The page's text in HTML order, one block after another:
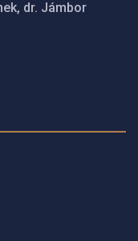
dr. Jámbor